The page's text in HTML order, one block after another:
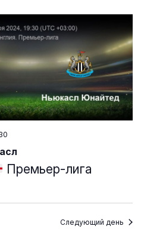
Премьер-лига
Следующий день